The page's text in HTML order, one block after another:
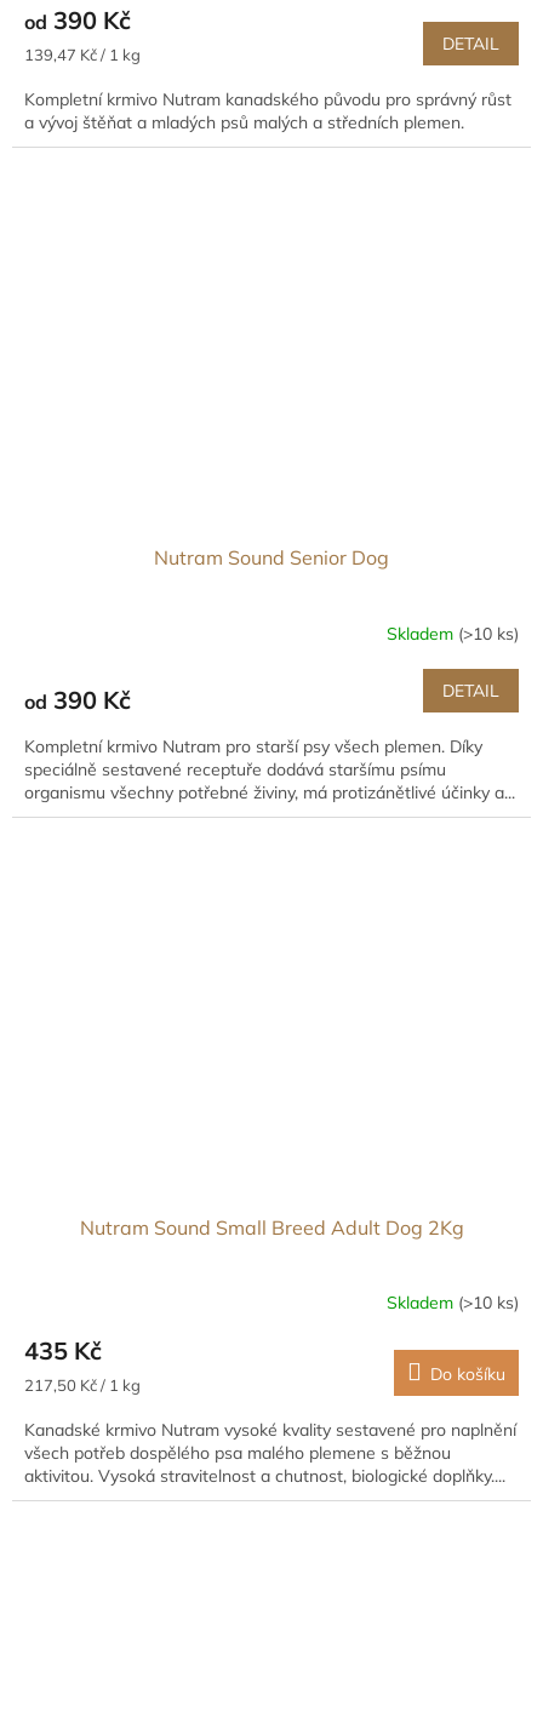
od 390 Kč
Měrná
139,47 Kč / 1 kg DETAIL
Kompletní krmivo Nutram kanadského původu pro správný růst
a vývoj štěňat a mladých psů malých a středních plemen.
Nutram Sound Senior Dog
Skladem (>10 ks)
od 390 Kč DETAIL
Kompletní krmivo Nutram pro starší psy všech plemen. Díky
speciálně sestavené receptuře dodává staršímu psímu
organismu všechny potřebné živiny, má protizánětlivé účinky a...
Nutram Sound Small Breed Adult Dog 2Kg
Skladem (>10 ks)
435 Kč
Měrná
217,50 Kč / 1 kg Do košíku
Kanadské krmivo Nutram vysoké kvality sestavené pro naplnění
všech potřeb dospělého psa malého plemene s běžnou
aktivitou. Vysoká stravitelnost a chutnost, biologické doplňky....